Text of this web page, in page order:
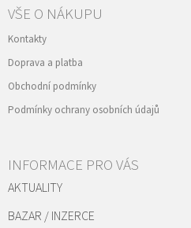
VŠE O NÁKUPU
Kontakty
Doprava a platba
Obchodní podmínky
Podmínky ochrany osobních údajů
INFORMACE PRO VÁS
AKTUALITY
BAZAR / INZERCE